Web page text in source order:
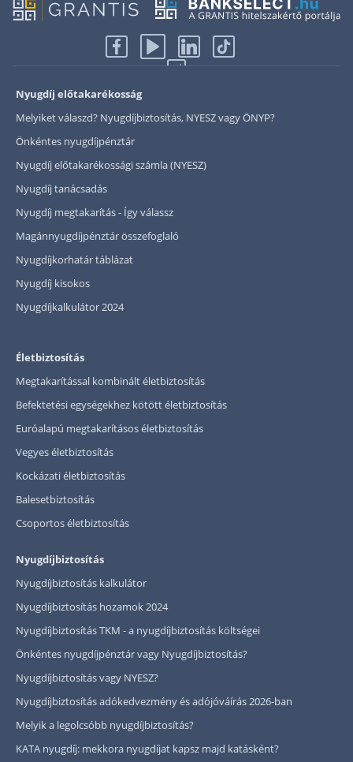
Nyugdíj előtakarékosság
Melyiket válaszd? Nyugdíjbiztosítás, NYESZ vagy ÖNYP?
Önkéntes nyugdíjpénztár
Nyugdíj előtakarékossági számla (NYESZ)
Nyugdíj tanácsadás
Nyugdíj megtakarítás - Így válassz
Magánnyugdíjpénztár összefoglaló
Nyugdíjkorhatár táblázat
Nyugdíj kisokos
Nyugdíjkalkulátor 2024
Életbiztosítás
Megtakarítással kombinált életbiztosítás
Befektetési egységekhez kötött életbiztosítás
Euróalapú megtakarításos életbiztosítás
Vegyes életbiztosítás
Kockázati életbiztosítás
Balesetbiztosítás
Csoportos életbiztosítás
Nyugdíjbiztosítás
Nyugdíjbiztosítás kalkulátor
Nyugdíjbiztosítás hozamok 2024
Nyugdíjbiztosítás TKM - a nyugdíjbiztosítás költségei
Önkéntes nyugdíjpénztár vagy Nyugdíjbiztosítás?
Nyugdíjbiztosítás vagy NYESZ?
Nyugdíjbiztosítás adókedvezmény és adójóváírás 2026-ban
Melyik a legolcsóbb nyugdíjbiztosítás?
KATA nyugdíj: mekkora nyugdíjat kapsz majd katásként?